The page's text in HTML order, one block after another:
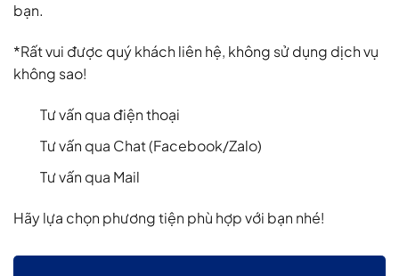
bạn.
*Rất vui được quý khách liên hệ, không sử dụng dịch vụ
không sao!
Tư vấn qua điện thoại
Tư vấn qua Chat (Facebook/Zalo)
Tư vấn qua Mail
Hãy lựa chọn phương tiện phù hợp với bạn nhé!